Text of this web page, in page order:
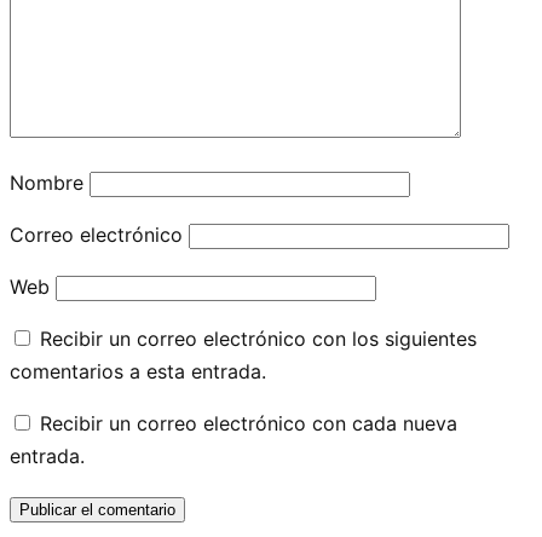
Nombre
Correo electrónico
Web
Recibir un correo electrónico con los siguientes
comentarios a esta entrada.
Recibir un correo electrónico con cada nueva
entrada.